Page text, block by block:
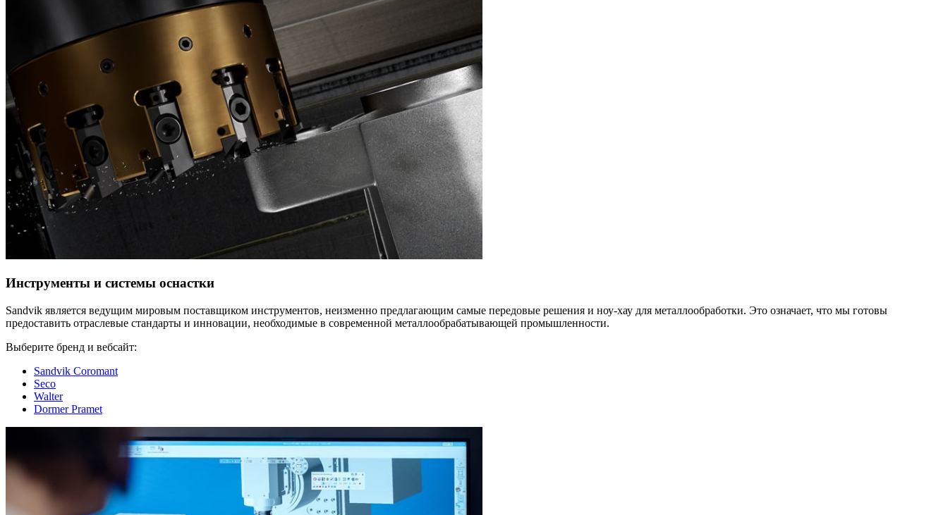
Инструменты и системы оснастки
Sandvik является ведущим мировым поставщиком инструментов, неизменно предлагающим самые передовые решения и ноу-хау для металлообработки. Это означает, что мы готовы
предоставить отраслевые стандарты и инновации, необходимые в современной металлообрабатывающей промышленности.
Выберите бренд и вебсайт:
Sandvik Coromant
Seco
Walter
Dormer Pramet